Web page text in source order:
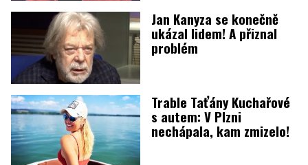
Jan Kanyza se konečně
ukázal lidem! A přiznal
problém
Trable Taťány Kuchařové
s autem: V Plzni
nechápala, kam zmizelo!